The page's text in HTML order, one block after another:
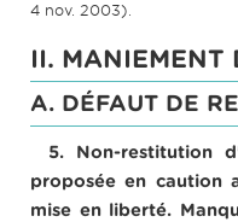
4 nov. 2003).
II. MANIEMENT
A. DÉFAUT DE
5. Non-restitution
proposée en caution
mise en liberté.